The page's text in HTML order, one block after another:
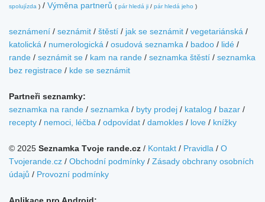
spolujízda ) / Výměna partnerů ( pár hledá ji / pár hledá jeho )
seznámení / seznámit / štěstí / jak se seznámit / vegetariánská /
katolická / numerologická / osudová seznamka / badoo / lidé /
rande / seznámit se / kam na rande / seznamka štěstí / seznamka
bez registrace / kde se seznámit
Partneři seznamky:
seznamka na rande / seznamka / byty prodej / katalog / bazar /
recepty / nemoci, léčba / odpovídat / damokles / love / knížky
© 2025 Seznamka Tvoje rande.cz / Kontakt / Pravidla / O
Tvojerande.cz / Obchodní podmínky / Zásady obchrany osobních
údajů / Provozní podmínky